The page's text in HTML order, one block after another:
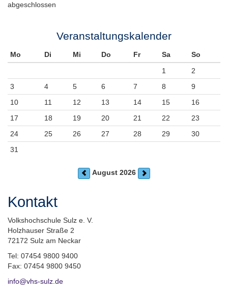
abgeschlossen
Veranstaltungskalender
Mo Di Mi Do Fr Sa
So
1
2
3
4 5 6 7 8
9
10
11 12 13 14 15
16
17
18 19 20 21 22
23
24
25 26 27 28 29
30
31
August 2026
Kontakt
Volkshochschule Sulz e. V.
Holzhauser Straße 2
72172 Sulz am Neckar
Tel: 07454 9800 9400
Fax: 07454 9800 9450
info@vhs-sulz.de